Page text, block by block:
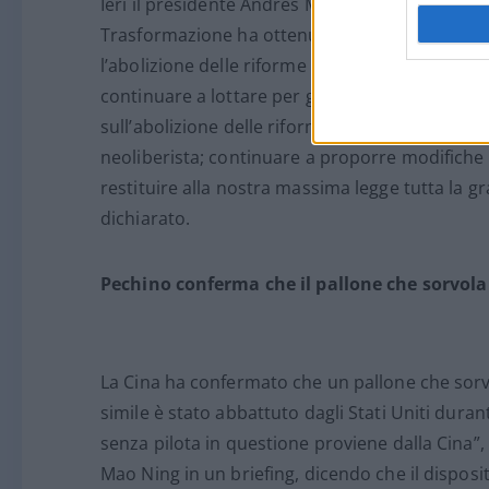
Trasformazione ha ottenuto l’approvazione
l’abolizione delle riforme neoliberiste
continuare a lottare per gli ideali della
sull’abolizione delle riforme contrarie
neoliberista; continuare a proporre
restituire alla nostra massima legge tutta la
dichiarato.
Pechino conferma che il pallone che
La Cina ha confermato che un pallone che
simile è stato abbattuto dagli Stati Uniti
senza pilota in questione proviene dalla
Mao Ning in un briefing, dicendo che il